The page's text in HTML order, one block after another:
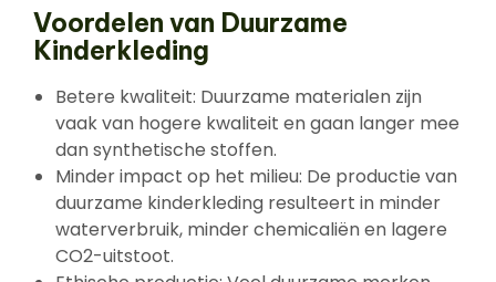
Voordelen van Duurzame
Kinderkleding
Betere kwaliteit: Duurzame materialen zijn
vaak van hogere kwaliteit en gaan langer mee
dan synthetische stoffen.
Minder impact op het milieu: De productie van
duurzame kinderkleding resulteert in minder
waterverbruik, minder chemicaliën en lagere
CO2-uitstoot.